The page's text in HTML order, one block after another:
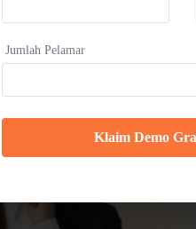
Jumlah Pelamar
Klaim Demo